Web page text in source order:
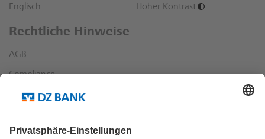
Englisch
Hoher Kontrast
Rechtliche Hinweise
AGB
Compliance
Datenschutz
Sonstige rechtliche Hinweise